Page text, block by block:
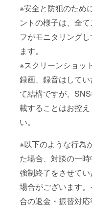
※安全と防犯のため
ントの様子は、全て
フがモニタリングし
ます。
※スクリーンショッ
録画、録音はして
て結構ですが、
載することはお控え
い。
※以下のような行為
た場合、対談の一
強制終了をさせてい
場合がございます
合の返金・振替対